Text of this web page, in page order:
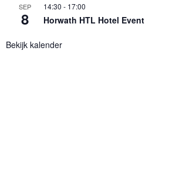
SEP
8
14:30 - 17:00
Horwath HTL Hotel Event
Bekijk kalender